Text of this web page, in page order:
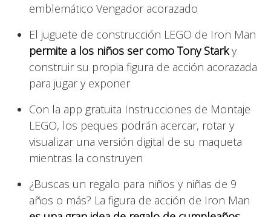
emblemático Vengador acorazado
El juguete de construcción LEGO de Iron Man
permite a los niños ser como Tony Starky
construir su propia figura de acción acorazada
para jugar y exponer
Con la app gratuita Instrucciones de Montaje
LEGO, los peques podrán acercar, rotar y
visualizar una versión digital de su maqueta
mientras la construyen
¿Buscas un regalo para niños y niñas de 9
años o más? La figura de acción de Iron Man